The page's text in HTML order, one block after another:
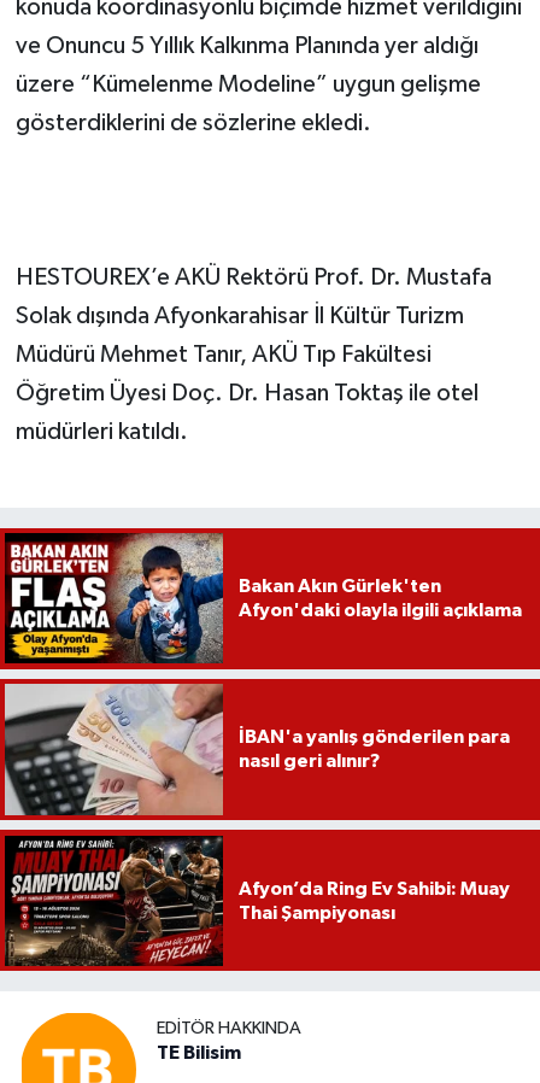
konuda koordinasyonlu biçimde hizmet verildiğini
ve Onuncu 5 Yıllık Kalkınma Planında yer aldığı
üzere “Kümelenme Modeline” uygun gelişme
gösterdiklerini de sözlerine ekledi.
HESTOUREX’e AKÜ Rektörü Prof. Dr. Mustafa
Solak dışında Afyonkarahisar İl Kültür Turizm
Müdürü Mehmet Tanır, AKÜ Tıp Fakültesi
Öğretim Üyesi Doç. Dr. Hasan Toktaş ile otel
müdürleri katıldı.
Bakan Akın Gürlek'ten
Afyon'daki olayla ilgili açıklama
İBAN'a yanlış gönderilen para
nasıl geri alınır?
Afyon’da Ring Ev Sahibi: Muay
Thai Şampiyonası
EDITÖR HAKKINDA
TE Bilisim